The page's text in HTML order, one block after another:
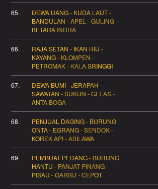
65.
DEWA UANG - KUDA LAUT -
BANDULAN - APEL - GULING -
BETARA INDRA
66.
RAJA SETAN - IKAN HIU -
KAYANG - KLOMPEN -
PETROMAK - KALA SRINGGI
67.
DEWA BUMI - JERAPAH -
SAWATAN - SUKUN - GELAS -
ANTA BOGA
68.
PENJUAL DAGING - BURUNG
ONTA - EGRANG - SENDOK -
KOREK API - ABILAWA
69.
PEMBUAT PEDANG - BURUNG
HANTU - PANJAT PINANG -
PISAU - GARBU - CEPOT